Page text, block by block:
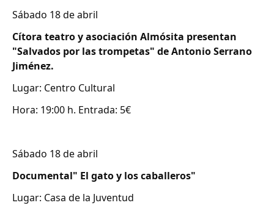
Sábado 18 de abril
Cítora teatro y asociación Almósita presentan
"Salvados por las trompetas" de Antonio Serrano
Jiménez.
Lugar: Centro Cultural
Hora: 19:00 h. Entrada: 5€
Sábado 18 de abril
Documental" El gato y los caballeros"
Lugar: Casa de la Juventud